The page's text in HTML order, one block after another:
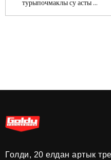
турыпочмаклы су асты ...
Голди, 20 елдан артык